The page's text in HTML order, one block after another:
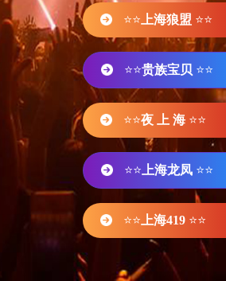
⭐⭐ 上海狼盟 ⭐⭐
⭐⭐贵族宝贝 ⭐⭐
⭐⭐夜 上 海 ⭐⭐
⭐⭐ 上海龙凤 ⭐⭐
⭐⭐ 上海419 ⭐⭐